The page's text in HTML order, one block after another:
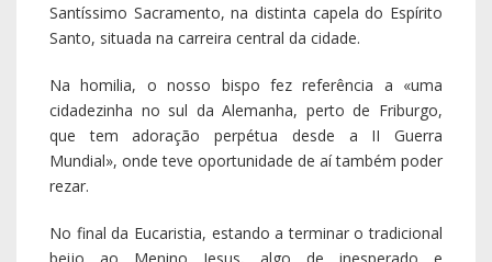
Santíssimo Sacramento, na distinta capela do Espírito
Santo, situada na carreira central da cidade.
Na homilia, o nosso bispo fez referência a «uma
cidadezinha no sul da Alemanha, perto de Friburgo,
que tem adoração perpétua desde a II Guerra
Mundial», onde teve oportunidade de aí também poder
rezar.
No final da Eucaristia, estando a terminar o tradicional